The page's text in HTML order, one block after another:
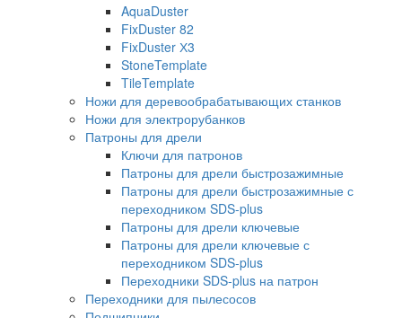
AquaDuster
FixDuster 82
FixDuster Х3
StoneTemplate
TileTemplate
Ножи для деревообрабатывающих станков
Ножи для электрорубанков
Патроны для дрели
Ключи для патронов
Патроны для дрели быстрозажимные
Патроны для дрели быстрозажимные с
переходником SDS-plus
Патроны для дрели ключевые
Патроны для дрели ключевые с
переходником SDS-plus
Переходники SDS-plus на патрон
Переходники для пылесосов